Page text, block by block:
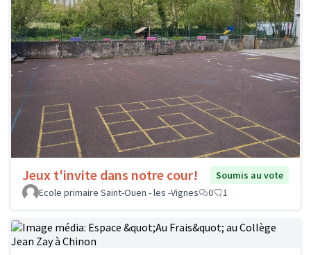
Jeux t'invite dans notre cour!
Soumis au vote
Ecole primaire Saint-Ouen - les -Vignes
0 1